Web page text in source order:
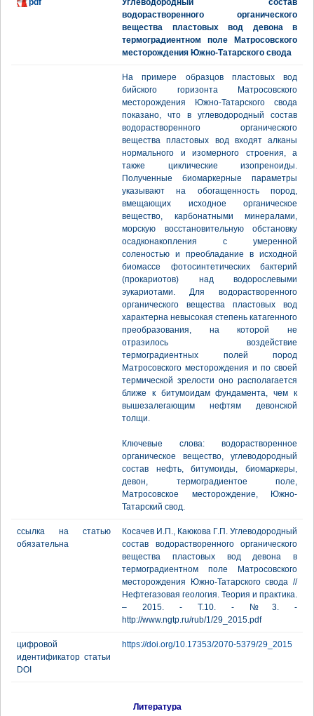
pdf
Углеводородный состав
водорастворенного органического
вещества пластовых вод девона в
термоградиентном поле Матросовского
месторождения Южно-Татарского свода
На примере образцов пластовых вод
бийского горизонта Матросовского
месторождения Южно-Татарского свода
показано, что в углеводородный состав
водорастворенного органического
вещества пластовых вод входят алканы
нормального и изомерного строения, а
также циклические изопреноиды.
Полученные биомаркерные параметры
указывают на обогащенность пород,
вмещающих исходное органическое
вещество, карбонатными минералами,
морскую восстановительную обстановку
осадконакопления с умеренной
соленостью и преобладание в исходной
биомассе фотосинтетических бактерий
(прокариотов) над водорослевыми
эукариотами. Для водорастворенного
органического вещества пластовых вод
характерна невысокая степень катагенного
преобразования, на которой не
отразилось воздействие
термоградиентных полей пород
Матросовского месторождения и по своей
термической зрелости оно располагается
ближе к битумоидам фундамента, чем к
вышезалегающим нефтям девонской
толщи.
Ключевые слова: водорастворенное
органическое вещество, углеводородный
состав нефть, битумоиды, биомаркеры,
девон, термоградиентое поле,
Матросовское месторождение, Южно-
Татарский свод.
ссылка на статью
обязательна
Косачев И.П., Каюкова Г.П. Углеводородный
состав водорастворенного органического
вещества пластовых вод девона в
термоградиентном поле Матросовского
месторождения Южно-Татарского свода //
Нефтегазовая геология. Теория и практика.
– 2015. - Т.10. - №3. -
http://www.ngtp.ru/rub/1/29_2015.pdf
цифровой
идентификатор статьи
DOI
https://doi.org/10.17353/2070-5379/29_2015
Литература